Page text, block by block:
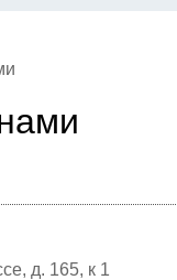
д. 165, к 1